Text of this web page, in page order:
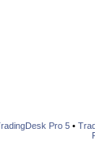
Pro 5•